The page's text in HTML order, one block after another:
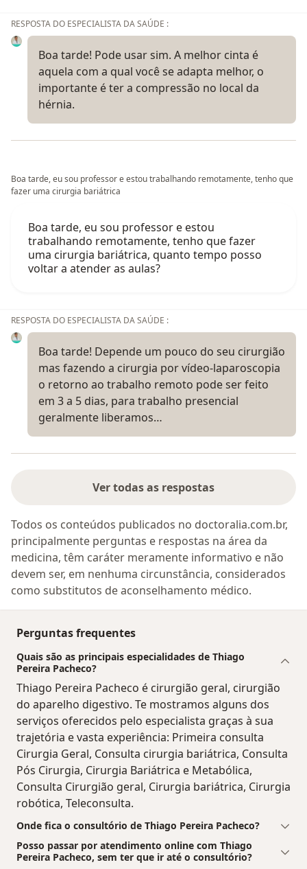
RESPOSTA DO ESPECIALISTA DA SAÚDE :
Boa tarde! Pode usar sim. A melhor cinta é
aquela com a qual você se adapta melhor, o
importante é ter a compressão no local da
hérnia.
Boa tarde, eu sou professor e estou trabalhando remotamente, tenho que
fazer uma cirurgia bariátrica
Boa tarde, eu sou professor e estou
trabalhando remotamente, tenho que fazer
uma cirurgia bariátrica, quanto tempo posso
voltar a atender as aulas?
RESPOSTA DO ESPECIALISTA DA SAÚDE :
Boa tarde! Depende um pouco do seu cirurgião
mas fazendo a cirurgia por vídeo-laparoscopia
o retorno ao trabalho remoto pode ser feito
em 3 a 5 dias, para trabalho presencial
geralmente liberamos…
Ver todas as respostas
Todos os conteúdos publicados no doctoralia.com.br,
principalmente perguntas e respostas na área da
medicina, têm caráter meramente informativo e não
devem ser, em nenhuma circunstância, considerados
como substitutos de aconselhamento médico.
Perguntas frequentes
Quais são as principais especialidades de Thiago
Pereira Pacheco?
Thiago Pereira Pacheco é cirurgião geral, cirurgião
do aparelho digestivo. Te mostramos alguns dos
serviços oferecidos pelo especialista graças à sua
trajetória e vasta experiência: Primeira consulta
Cirurgia Geral, Consulta cirurgia bariátrica, Consulta
Pós Cirurgia, Cirurgia Bariátrica e Metabólica,
Consulta Cirurgião geral, Cirurgia bariátrica, Cirurgia
robótica, Teleconsulta.
Onde fica o consultório de Thiago Pereira Pacheco?
Posso passar por atendimento online com Thiago
Pereira Pacheco, sem ter que ir até o consultório?